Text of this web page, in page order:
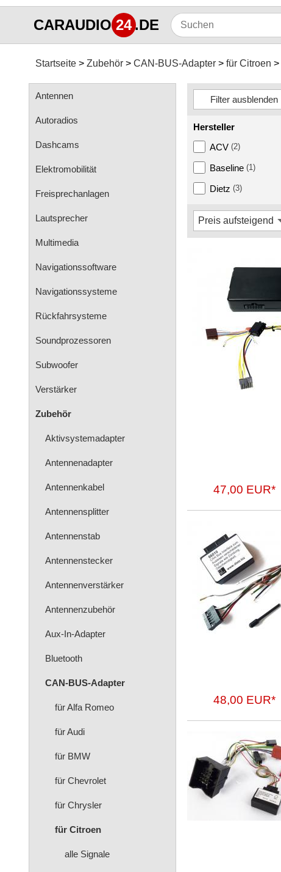
CARAUDIO 24.DE
Startseite Zubehör CAN-BUS-Adapter für Citroen
Antennen
Autoradios
Dashcams
Elektromobilität
Freisprechanlagen
Lautsprecher
Multimedia
Navigationssoftware
Navigationssysteme
Rückfahrsysteme
Soundprozessoren
Subwoofer
Verstärker
Zubehör
Aktivsystemadapter
Antennenadapter
Antennenkabel
Antennensplitter
Antennenstab
Antennenstecker
Antennenverstärker
Antennenzubehör
Aux-In-Adapter
Bluetooth
CAN-BUS-Adapter
für Alfa Romeo
für Audi
für BMW
für Chevrolet
für Chrysler
für Citroen
alle Signale
Hersteller
ACV (2)
Baseline (1)
Dietz (3)
47,00 EUR*
48,00 EUR*